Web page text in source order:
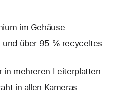
im Gehäuse
und über 95 % recyceltes
in mehreren Leiterplatten
in allen Kameras